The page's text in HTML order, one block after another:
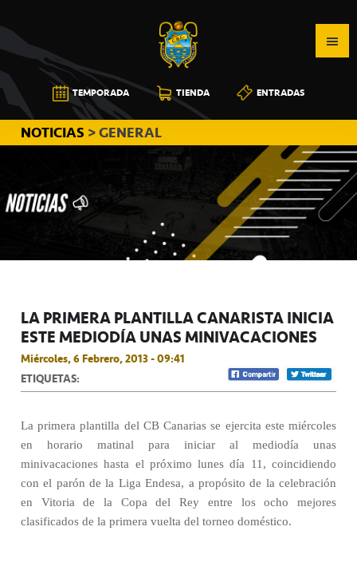
a
la
navegación
principal
al
contenido
principal
a
la
barra
lateral
principal
CB
CANARIAS
TEMPORADA TIENDA ENTRADAS
NOTICIAS > GENERAL
LA PRIMERA PLANTILLA CANARISTA INICIA
ESTE MEDIODÍA UNAS MINIVACACIONES
Miércoles, 6 Febrero, 2013 - 09:41
ETIQUETAS:
La primera plantilla del CB Canarias se ejercita este miércoles
en horario matinal para iniciar al mediodía unas
minivacaciones hasta el próximo lunes día 11, coincidiendo
con el parón de la Liga Endesa, a propósito de la celebración
en Vitoria de la Copa del Rey entre los ocho mejores
clasificados de la primera vuelta del torneo doméstico.